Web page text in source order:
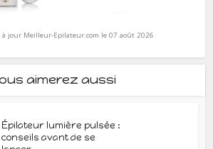
à jour Meilleur-Epilateur.com le 07 août 2026
aimerez aussi
Épilateur lumière pulsée :
conseils avant de se